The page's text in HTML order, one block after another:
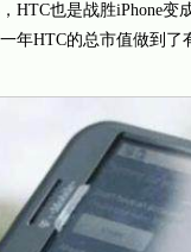
HTC也是战胜iPhone变
年HTC的总市值做到了